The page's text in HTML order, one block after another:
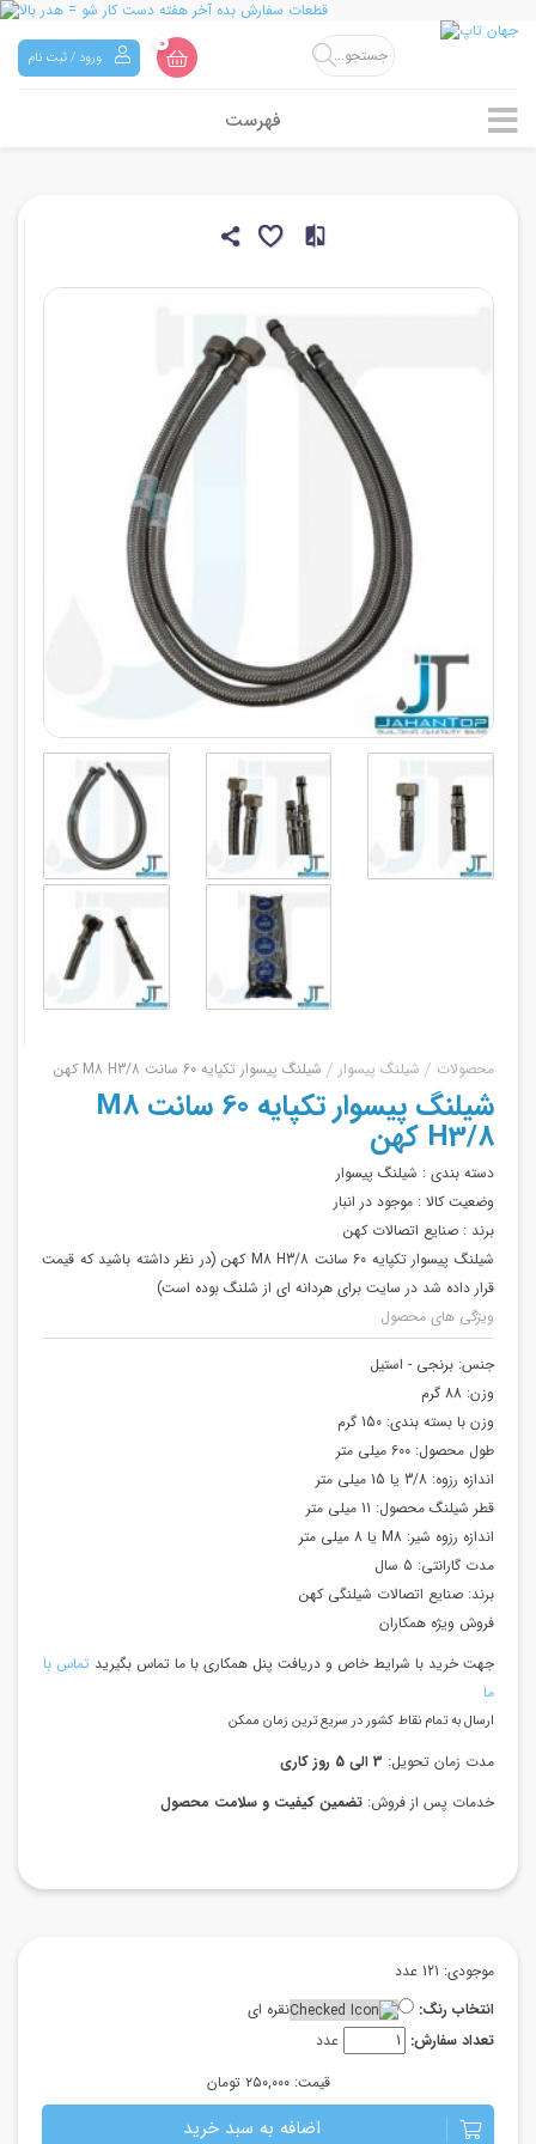
0
ورود / ثبت نام
فهرست
محصولات شیلنگ پیسوار شیلنگ پیسوار تکپایه 60 سانت M8 H3/8 کهن
شیلنگ پیسوار تکپایه 60 سانت M8
H3/8 کهن
دسته بندی : شیلنگ پیسوار
وضعیت کالا : موجود در انبار
برند : صنایع اتصالات کهن
شیلنگ پیسوار تکپایه 60 سانت M8 H3/8 کهن (در نظر داشته باشید که قیمت
قرار داده شد در سایت برای هردانه ای از شلنگ بوده است)
ویژگی های محصول
جنس: برنجی - استیل
وزن: 88 گرم
وزن با بسته بندی: 150 گرم
طول محصول: 600 میلی متر
اندازه رزوه: 3/8 یا 15 میلی متر
قطر شیلنگ محصول: 11 میلی متر
اندازه رزوه شیر: M8 یا 8 میلی متر
مدت گارانتی: 5 سال
برند: صنایع اتصالات شیلنگی کهن
فروش ویژه همکاران
جهت خرید با شرایط خاص و دریافت پنل همکاری با ما تماس بگیرید تماس با
ما
ارسال به تمام نقاط کشور در سریع ترین زمان ممکن
مدت زمان تحویل: 3 الی 5 روز کاری
خدمات پس از فروش: تضمین کیفیت و سلامت محصول
موجودی: 121 عدد
انتخاب رنگ:
نقره ای
تعداد سفارش:
عدد
قیمت:۲۵۰,۰۰۰ تومان
اضافه به سبد خرید